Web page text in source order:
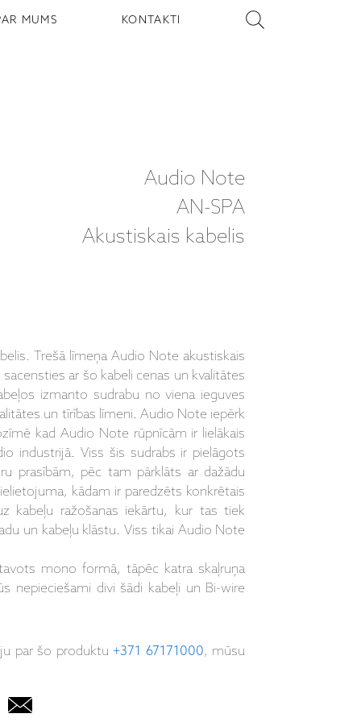
MUMS KONTAKTI
Audio Note
AN-SPA
Akustiskais kabelis
Trešā līmeņa Audio Note akustiskais
ar šo kabeli cenas un kvalitātes
izmanto sudrabu no viena ieguves
un tīrības līmeni. Audio Note iepērk
kad Audio Note rūpnīcām ir lielākais
industrijā. Viss šis sudrabs ir pielāgots
prasībām, pēc tam pārklāts ar dažādu
kādam ir paredzēts konkrētais
kabeļu ražošanas iekārtu, kur tas tiek
un kabeļu klāstu. Viss tikai Audio Note
mono formā, tāpēc katra skaļruņa
nepieciešami divi šādi kabeļi un Bi-wire
par šo produktu+371 67171000, mūsu